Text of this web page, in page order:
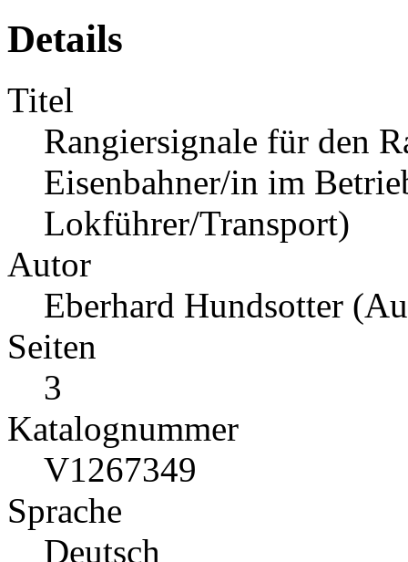
Details
Titel
Rangiersignale für den
Eisenbahner/in im
Lokführer/Transport)
Autor
Eberhard Hundsotter
Seiten
3
Katalognummer
V1267349
Sprache
Deutsch